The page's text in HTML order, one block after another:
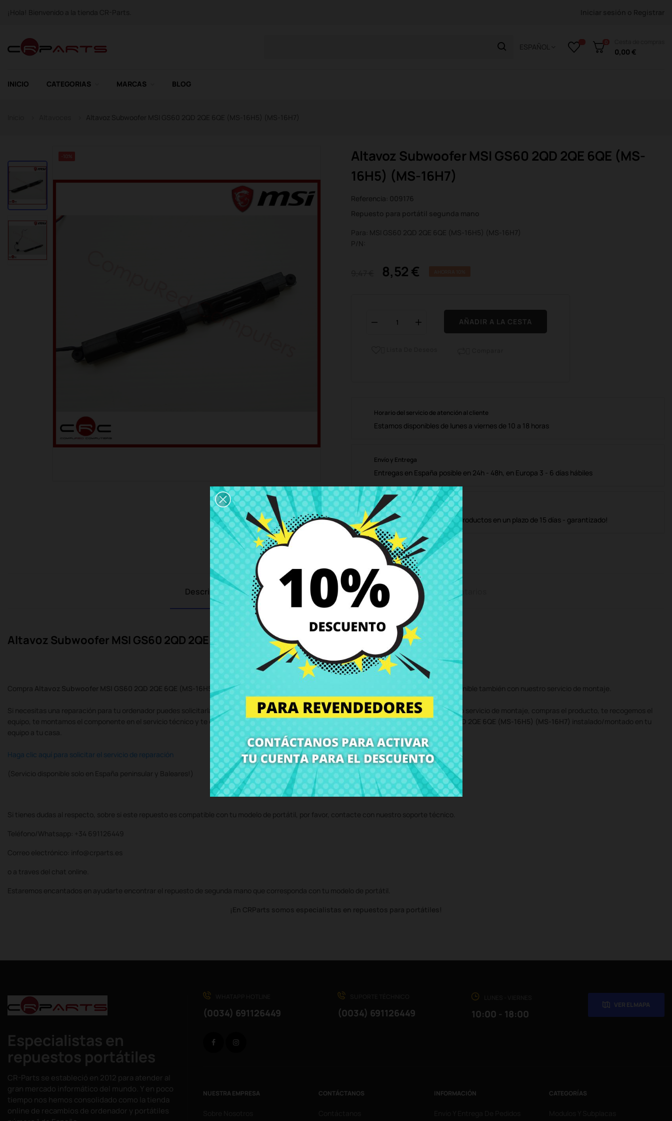
ESPAÑOL
0
0,00 €
INICIO CATEGORIAS MARCAS BLOG
-10%
Altavoz Subwoofer MSI GS60 2QD 2QE 6QE (MS-
16H5) (MS-16H7)
Referencia: 009176
Repuesto para portátil segunda mano
Para: MSI GS60 2QD 2QE 6QE (MS-16H5) (MS-16H7)
P/N:
8,52 €
AÑADIR A LA CESTA
Horario del servicio de atención al cliente
Estamos disponibles de lunes a viernes de 10 a 18 horas
Envío y Entrega
Entregas en España posible en 24h - 48h, en Europa 3 - 6 días hábiles
Política de Devolución
Puedes devolver todos los productos en un plazo de 15 días - garantizado!
Descripción Detalles del producto Grados Comentarios
Altavoz Subwoofer MSI GS60 2QD 2QE 6QE (MS-16H5) (MS-16H7)
Compra Altavoz Subwoofer MSI GS60 2QD 2QE 6QE (MS-16H5) (MS-16H7) al mejor precio en CRParts - PRODUCTO USADO ORIGINAL - disponible también con nuestro servicio de montaje.
Si necesitas una reparación para tu ordenador puedes solicitarla al servicio técnico y te enviaremos un presupuesto de reparación. Con nuestro servicio de montaje, compras el producto, te recogemos el
equipo, te montamos el componente en el servicio técnico y te devolvemos el ordenador con el componenteAltavoz Subwoofer MSI GS60 2QD 2QE 6QE (MS-16H5) (MS-16H7) instalado/montado en tu
equipo a tu casa.
Haga clic aquí para solicitar el servicio de reparación
(Servicio disponible solo en España peninsular y Baleares!)
Si tienes dudas al respecto, sobre si este repuesto es compatible con tu modelo de portátil, por favor, contacte con nuestro soporte técnico.
Teléfono/Whatsapp: +34 691126449
Correo electrónico: info@crparts.es
o a traves del chat online.
Estaremos encantados en ayudarte encontrar el repuesto de segunda mano que corresponda con tu modelo de portátil.
¡En CRParts somos especialistas en repuestos para portátiles!
Especialistas en
repuestos portátiles
CR-Parts se estableció en 2012 para atender al
gran mercado informático del mundo. Y en poco
tiempo nos hemos consolidado como la tienda
online de recambios de ordenador y portátiles
(0034) 691126449 (0034) 691126449 10:00 - 18:00
VER EL MAPA
Facebook
NUESTRA EMPRESA CONTÁCTANOS INFORMACIÓN CATEGORÍAS